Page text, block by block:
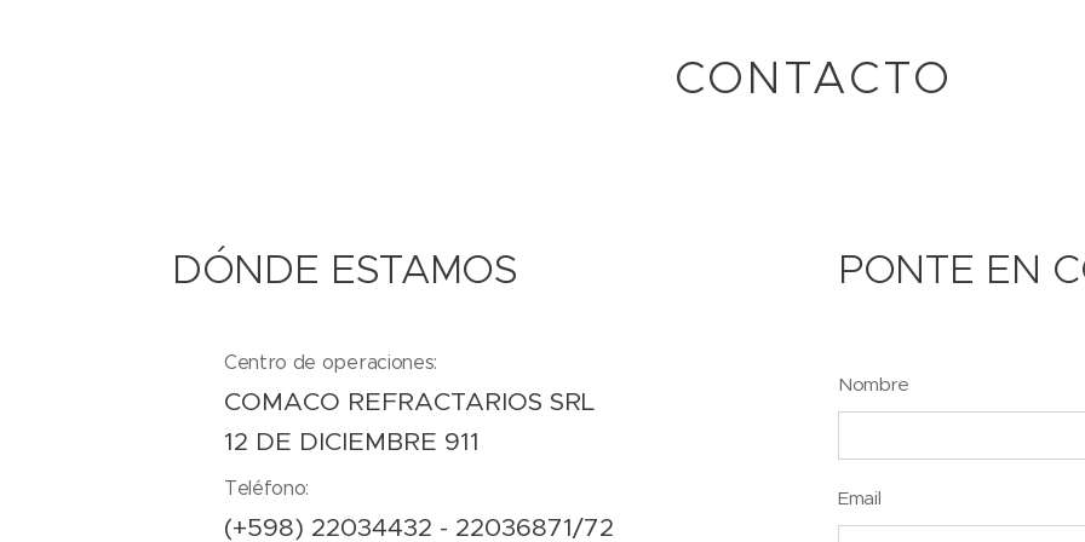
CONTACTO
DÓNDE ESTAMOS
Centro de operaciones:
COMACO REFRACTARIOS SRL
12 DE DICIEMBRE 911
Teléfono:
(+598) 22034432 - 22036871/72
PONTE EN
Nombre
Email